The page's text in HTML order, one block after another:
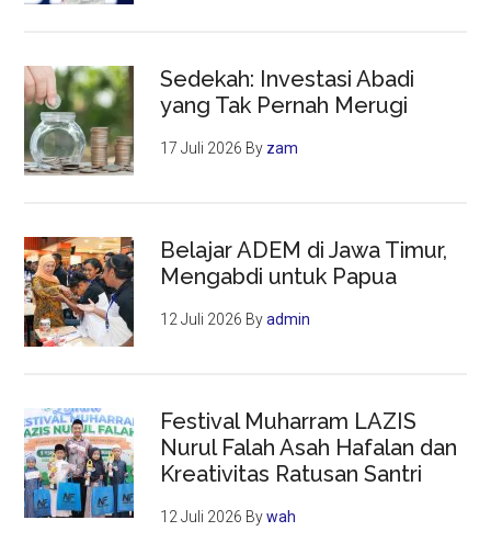
Sedekah: Investasi Abadi
yang Tak Pernah Merugi
17 Juli 2026 By zam
Belajar ADEM di Jawa Timur,
Mengabdi untuk Papua
12 Juli 2026 Byadmin
Festival Muharram LAZIS
Nurul Falah Asah Hafalan dan
Kreativitas Ratusan Santri
12 Juli 2026 Bywah